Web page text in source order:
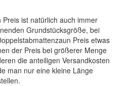
ist natürlich auch immer
Grundstücksgröße, bei
Preis etwas
der Preis bei größerer Menge
die anteiligen Versandkosten
man nur eine kleine Länge